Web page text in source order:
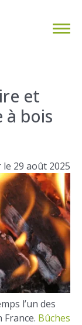
et
à bois
29 août 2025
l’un des
Bûches